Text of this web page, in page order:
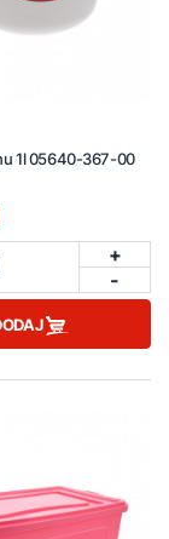
1l 05640-367-00
+
-